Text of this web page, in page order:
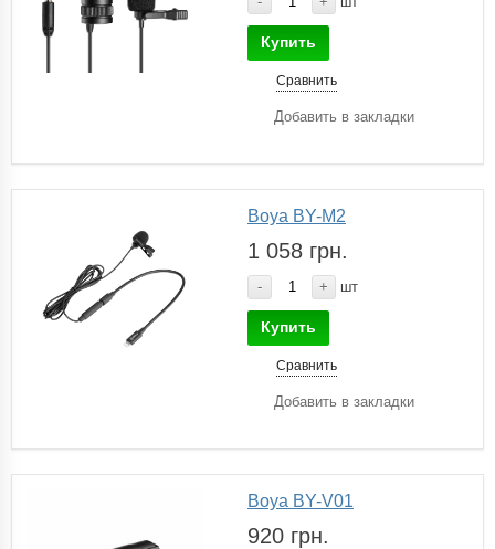
Купить
Сравнить
Добавить в закладки
Boya BY-M2
1 058 грн.
- + шт
Купить
Сравнить
Добавить в закладки
Boya BY-V01
920 грн.